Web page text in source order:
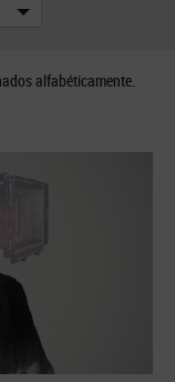
alfabéticamente.